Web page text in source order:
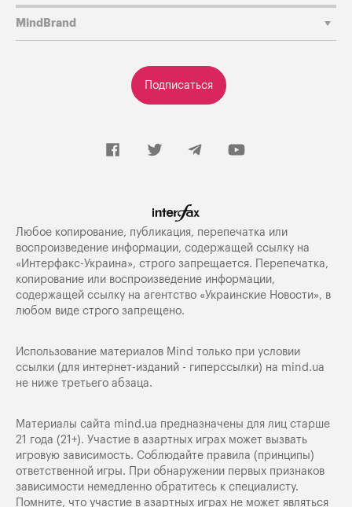
Подписаться
MindBrand
Любое копирование, публикация, перепечатка или
воспроизведение информации, содержащей ссылку на
«Интерфакс-Украина», строго запрещается. Перепечатка,
копирование или воспроизведение информации,
содержащей ссылку на агентство «Украинские Новости», в
любом виде строго запрещено.
Использование материалов Mind только при условии
ссылки (для интернет-изданий - гиперссылки) на mind.ua
не ниже третьего абзаца.
Материалы сайта mind.ua предназначены для лиц старше
21 года (21+). Участие в азартных играх может вызвать
игровую зависимость. Соблюдайте правила (принципы)
ответственной игры. При обнаружении первых признаков
зависимости немедленно обратитесь к специалисту.
Помните, что участие в азартных играх не может являться